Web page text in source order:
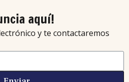
aquí!
y te contactaremos